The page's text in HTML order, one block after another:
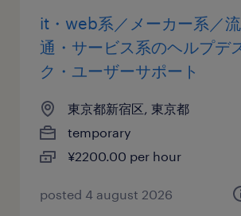
it・web系／メーカー系／流
通・サービス系のヘルプデ
ク・ユーザーサポート
東京都新宿区, 東京都
temporary
¥2200.00 per hour
posted 4 august 2026